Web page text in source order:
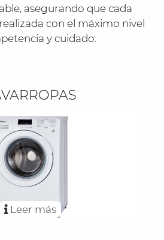
asegurando que cada
con el máximo nivel
y cuidado.
Leer más